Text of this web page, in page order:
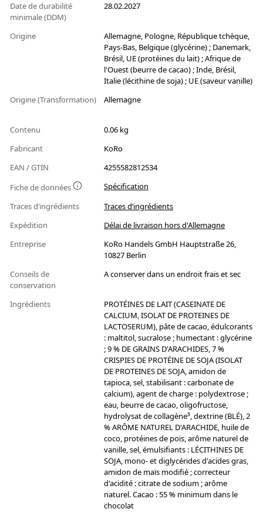
Date de durabilité
minimale (DDM)
28.02.2027
Origine
Allemagne, Pologne, République tchèque,
Pays-Bas, Belgique (glycérine) ; Danemark,
Brésil, UE (protéines du lait) ; Afrique de
l'Ouest (beurre de cacao) ; Inde, Brésil,
Italie (lécithine de soja) ; UE (saveur vanille)
Origine (Transformation)
Allemagne
Contenu
0.06 kg
Fabricant
KoRo
EAN / GTIN
4255582812534
Fiche de données
Spécification
Traces d’ingrédients
Traces d’ingrédients
Expédition
Délai de livraison hors d'Allemagne
Entreprise
KoRo Handels GmbH Hauptstraße 26,
10827 Berlin
Conseils de
conservation
A conserver dans un endroit frais et sec
Ingrédients
PROTÉINES DE LAIT (CASEINATE DE
CALCIUM, ISOLAT DE PROTEINES DE
LACTOSERUM), pâte de cacao, édulcorants
: maltitol, sucralose ; humectant : glycérine
; 9 % DE GRAINS D'ARACHIDES, 7 %
CRISPIES DE PROTÉINE DE SOJA (ISOLAT
DE PROTEINES DE SOJA, amidon de
tapioca, sel, stabilisant : carbonate de
calcium), agent de charge : polydextrose ;
eau, beurre de cacao, oligofructose,
hydrolysat de collagène³, dextrine (BLÉ), 2
% ARÔME NATUREL D'ARACHIDE, huile de
coco, protéines de pois, arôme naturel de
vanille, sel, émulsifiants : LÉCITHINES DE
SOJA, mono- et diglycérides d'acides gras,
amidon de maïs modifié ; correcteur
d'acidité : citrate de sodium ; arôme
naturel. Cacao : 55 % minimum dans le
chocolat